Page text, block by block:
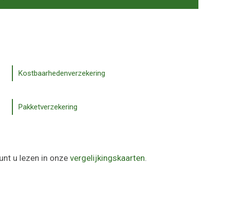
Kostbaarhedenverzekering
Pakketverzekering
u lezen in onze vergelijkingskaarten.